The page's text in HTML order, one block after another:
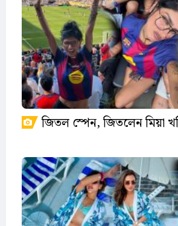
জিতল স্পেন, জিতলেন মিয়া